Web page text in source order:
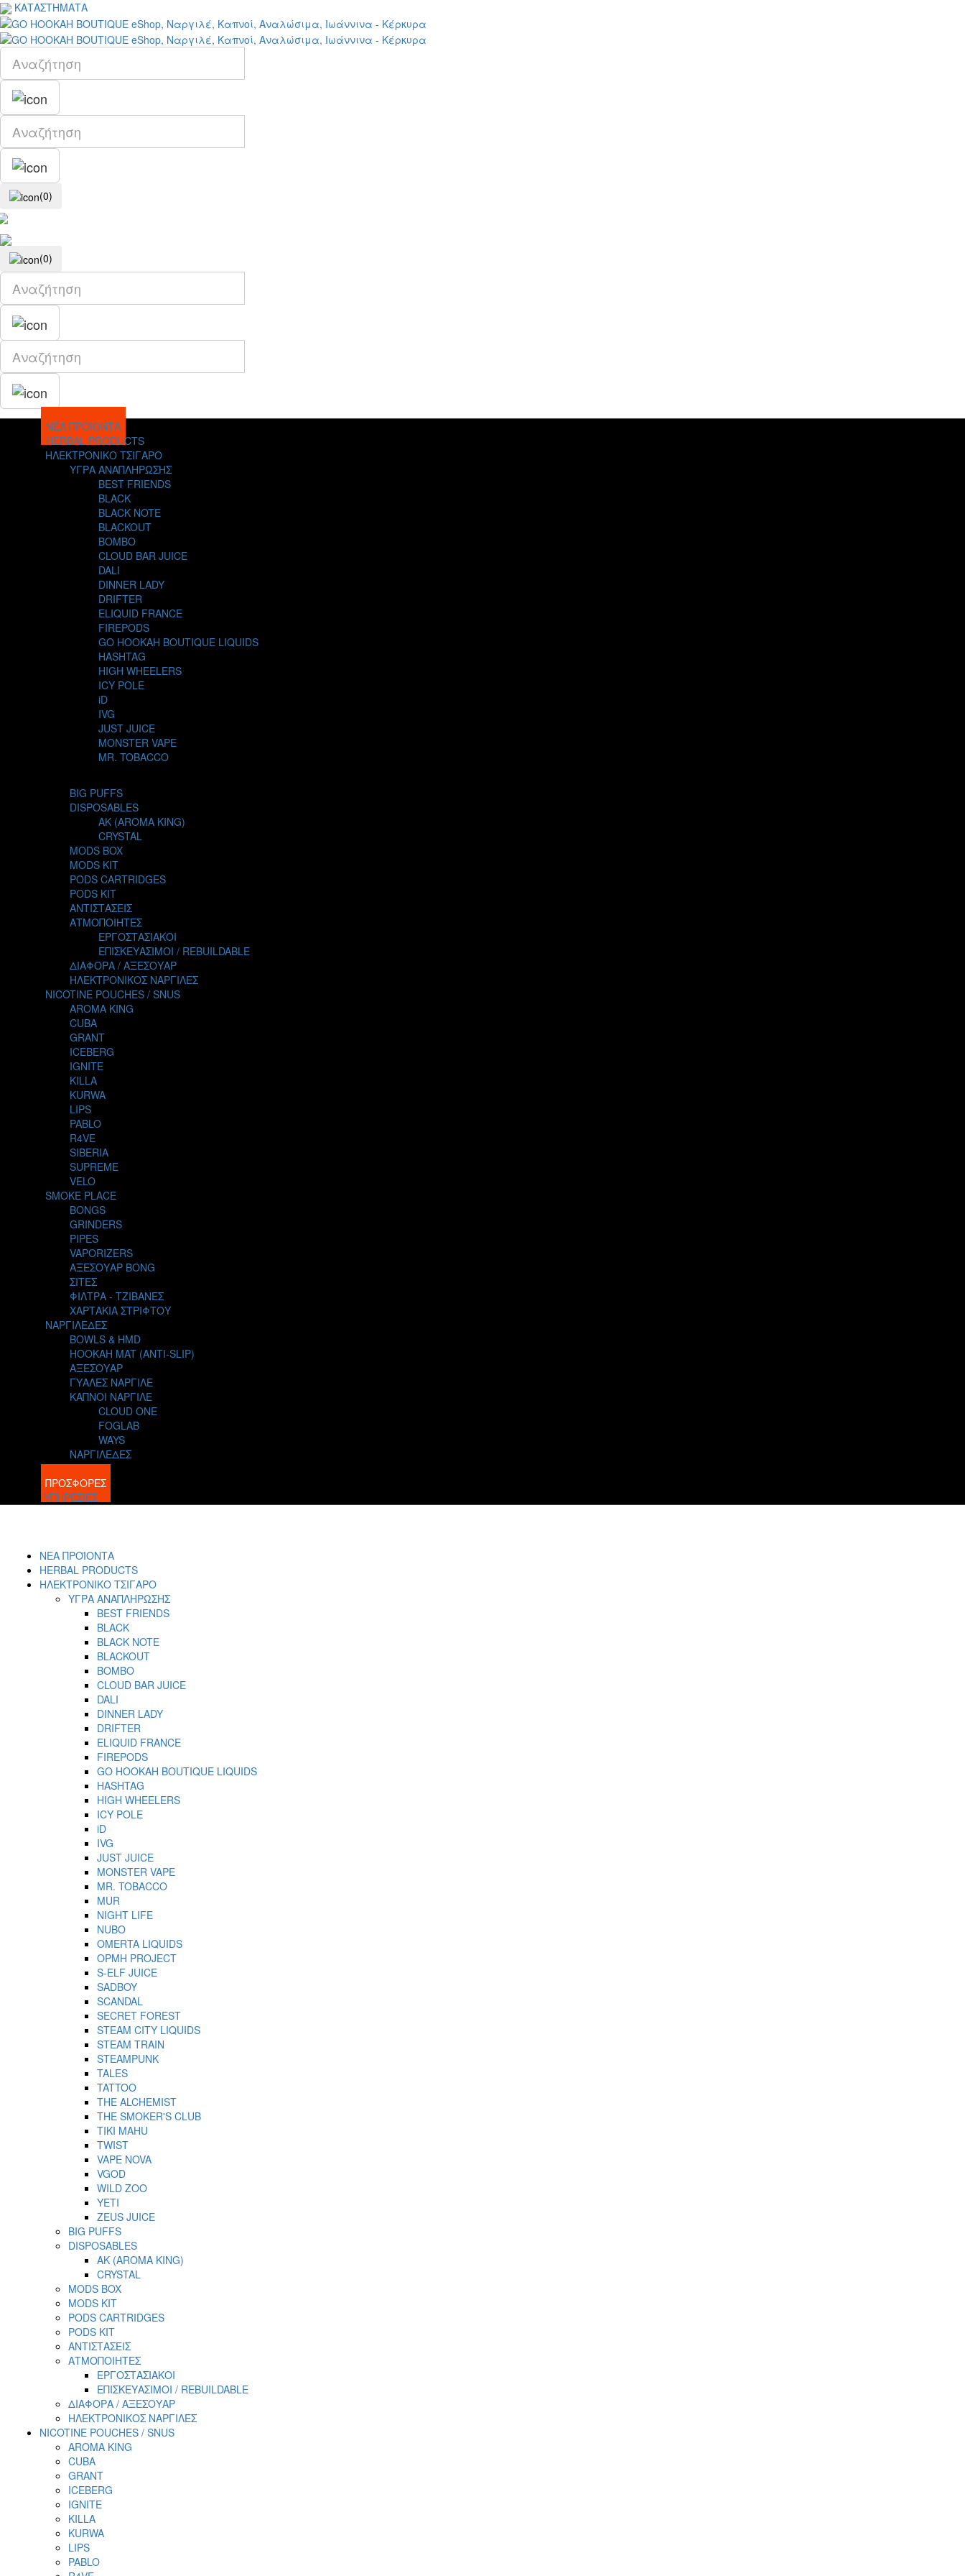
ΚΑΤΑΣΤΗΜΑΤΑ
(0)
(0)
ΝΕΑ ΠΡΟΪΟΝΤΑ
HERBAL PRODUCTS
ΗΛΕΚΤΡΟΝΙΚΟ ΤΣΙΓΑΡΟ
ΥΓΡΑ ΑΝΑΠΛΗΡΩΣΗΣ
BEST FRIENDS
BLACK
BLACK NOTE
BLACKOUT
BOMBO
CLOUD BAR JUICE
DALI
DINNER LADY
DRIFTER
ELIQUID FRANCE
FIREPODS
GO HOOKAH BOUTIQUE LIQUIDS
HASHTAG
HIGH WHEELERS
ICY POLE
iD
IVG
JUST JUICE
MONSTER VAPE
MR. TOBACCO
NIGHT LIFE
NUBO
OMERTA LIQUIDS
OPMH PROJECT
S-ELF JUICE
SADBOY
SCANDAL
SECRET FOREST
STEAM CITY LIQUIDS
STEAM TRAIN
STEAMPUNK
TALES
TATTOO
THE ALCHEMIST
THE SMOKER'S CLUB
TIKI MAHU
TWIST
VAPE NOVA
VGOD
WILD ZOO
YETI
ZEUS JUICE
BIG PUFFS
DISPOSABLES
AK (AROMA KING)
CRYSTAL
MODS BOX
MODS KIT
PODS CARTRIDGES
PODS KIT
ΑΝΤΙΣΤΑΣΕΙΣ
ΑΤΜΟΠΟΙΗΤΕΣ
ΕΡΓΟΣΤΑΣΙΑΚΟΙ
ΕΠΙΣΚΕΥΑΣΙΜΟΙ / REBUILDABLE
ΔΙΑΦΟΡΑ / ΑΞΕΣΟΥΑΡ
ΗΛΕΚΤΡΟΝΙΚΟΣ ΝΑΡΓΙΛΕΣ
NICOTINE POUCHES / SNUS
AROMA KING
CUBA
GRANT
ICEBERG
IGNITE
KILLA
KURWA
LIPS
PABLO
R4VE
SIBERIA
SUPREME
VELO
SMOKE PLACE
BONGS
GRINDERS
PIPES
VAPORIZERS
ΑΞΕΣΟΥΑΡ BONG
ΣΙΤΕΣ
ΦΙΛΤΡΑ - ΤΖΙΒΑΝΕΣ
ΧΑΡΤΑΚΙΑ ΣΤΡΙΦΤΟΥ
ΝΑΡΓΙΛΕΔΕΣ
BOWLS & HMD
HOOKAH MAT (ANTI-SLIP)
ΑΞΕΣΟΥΑΡ
ΓΥΑΛΕΣ ΝΑΡΓΙΛΕ
ΚΑΠΝΟΙ ΝΑΡΓΙΛΕ
CLOUD ONE
FOGLAB
WAYS
ΝΑΡΓΙΛΕΔΕΣ
BLOG
ΠΡΟΣΦΟΡΕΣ
ΥΠΗΡΕΣΙΕΣ
ΝΕΑ ΠΡΟΪΟΝΤΑ
HERBAL PRODUCTS
ΗΛΕΚΤΡΟΝΙΚΟ ΤΣΙΓΑΡΟ
ΥΓΡΑ ΑΝΑΠΛΗΡΩΣΗΣ
BEST FRIENDS
BLACK
BLACK NOTE
BLACKOUT
BOMBO
CLOUD BAR JUICE
DALI
DINNER LADY
DRIFTER
ELIQUID FRANCE
FIREPODS
GO HOOKAH BOUTIQUE LIQUIDS
HASHTAG
HIGH WHEELERS
ICY POLE
iD
IVG
JUST JUICE
MONSTER VAPE
MR. TOBACCO
MUR
NIGHT LIFE
NUBO
OMERTA LIQUIDS
OPMH PROJECT
S-ELF JUICE
SADBOY
SCANDAL
SECRET FOREST
STEAM CITY LIQUIDS
STEAM TRAIN
STEAMPUNK
TALES
TATTOO
THE ALCHEMIST
THE SMOKER'S CLUB
TIKI MAHU
TWIST
VAPE NOVA
VGOD
WILD ZOO
YETI
ZEUS JUICE
BIG PUFFS
DISPOSABLES
AK (AROMA KING)
CRYSTAL
MODS BOX
MODS KIT
PODS CARTRIDGES
PODS KIT
ΑΝΤΙΣΤΑΣΕΙΣ
ΑΤΜΟΠΟΙΗΤΕΣ
ΕΡΓΟΣΤΑΣΙΑΚΟΙ
ΕΠΙΣΚΕΥΑΣΙΜΟΙ / REBUILDABLE
ΔΙΑΦΟΡΑ / ΑΞΕΣΟΥΑΡ
ΗΛΕΚΤΡΟΝΙΚΟΣ ΝΑΡΓΙΛΕΣ
NICOTINE POUCHES / SNUS
AROMA KING
CUBA
GRANT
ICEBERG
IGNITE
KILLA
KURWA
LIPS
PABLO